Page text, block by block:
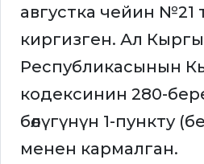
августка чейин №21
киргизген. Ал
Республикасынын
кодексинин 280-
бөлүгүнүн 1-пункту
менен кармалган.